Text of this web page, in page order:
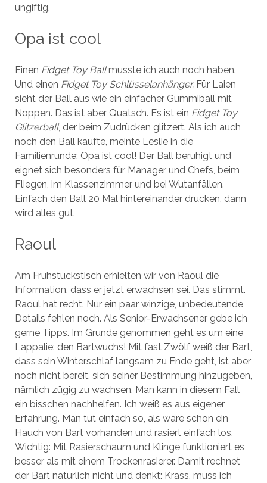
ungiftig.
Opa ist cool
Einen Fidget Toy Ballmusste ich auch noch haben.
Und einen Fidget Toy Schlüsselanhänger. Für Laien
sieht der Ball aus wie ein einfacher Gummiball mit
Noppen. Das ist aber Quatsch. Es ist ein Fidget Toy
Glitzerball, der beim Zudrücken glitzert. Als ich auch
noch den Ball kaufte, meinte Leslie in die
Familienrunde: Opa ist cool! Der Ball beruhigt und
eignet sich besonders für Manager und Chefs, beim
Fliegen, im Klassenzimmer und bei Wutanfällen.
Einfach den Ball 20 Mal hintereinander drücken, dann
wird alles gut.
Raoul
Am Frühstückstisch erhielten wir von Raoul die
Information, dass er jetzt erwachsen sei. Das stimmt.
Raoul hat recht. Nur ein paar winzige, unbedeutende
Details fehlen noch. Als Senior-Erwachsener gebe ich
gerne Tipps. Im Grunde genommen geht es um eine
Lappalie: den Bartwuchs! Mit fast Zwölf weiß der Bart,
dass sein Winterschlaf langsam zu Ende geht, ist aber
noch nicht bereit, sich seiner Bestimmung hinzugeben,
nämlich zügig zu wachsen. Man kann in diesem Fall
ein bisschen nachhelfen. Ich weiß es aus eigener
Erfahrung. Man tut einfach so, als wäre schon ein
Hauch von Bart vorhanden und rasiert einfach los.
Wichtig: Mit Rasierschaum und Klinge funktioniert es
besser als mit einem Trockenrasierer. Damit rechnet
der Bart natürlich nicht und denkt: Krass, muss ich